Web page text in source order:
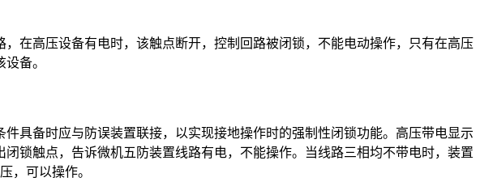
在高压设备有电时，该触点断开，控制回路被闭锁，不能电动操作，只有在高压
备。
具备时应与防误装置联接，以实现接地操作时的强制性闭锁功能。高压带电显示
锁触点，告诉微机五防装置线路有电，不能操作。当线路三相均不带电时，装置
，可以操作。